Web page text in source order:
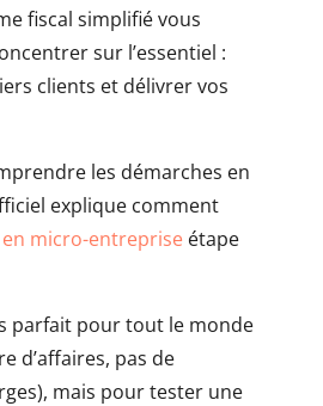
fiscal simplifié vous
sur l’essentiel :
clients et délivrer vos
les démarches en
explique comment
micro-entrepriseétape
parfait pour tout le monde
d’affaires, pas de
mais pour tester une